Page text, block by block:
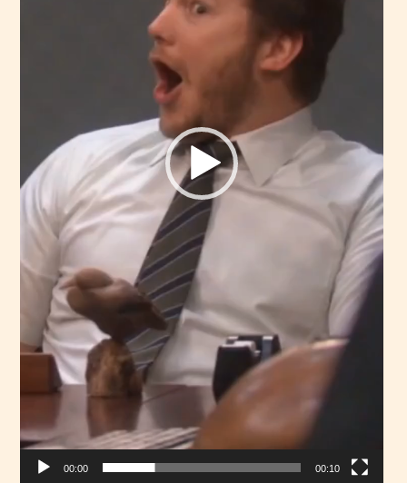
00:00 00:10